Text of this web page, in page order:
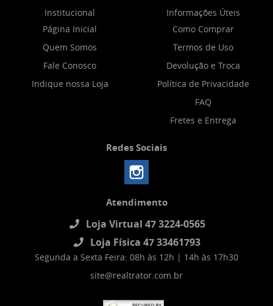
Institucional
Página Inicial
Quem Somos
Fale Conosco
Indique nossa Loja
Informações Úteis
Como Comprar
Termos de Uso
Devolução e Troca
Política de Privacidade
FAQ
Fretes e Entrega
Redes Sociais
Atendimento
Loja Virtual 47 3224-0565
Loja Física 47 33461793
Segunda a Sexta Feira: 08h às 12h | 14h às 17h30
site@realtrator.com.br